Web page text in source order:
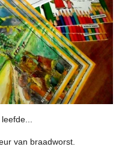
van braadworst.